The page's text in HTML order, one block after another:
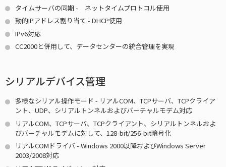
タイムサーバの同期 - ネットタイムプロトコル使用
動的IPアドレス割り当て - DHCP使用
IPv6対応
CC2000と併用して、データセンターの統合管理を実現
シリアルデバイス管理
多様なシリアル操作モード - リアルCOM、TCPサーバ、TCPクライア
ント、UDP、シリアルトンネルおよびバーチャルモデム対応
リアルCOM、TCPサーバ、TCPクライアント、シリアルトンネルおよ
びバーチャルモデムに対して、128-bit/256-bit暗号化
リアルCOMドライバ - Windows 2000以降およびWindows Server
2003/2008対応